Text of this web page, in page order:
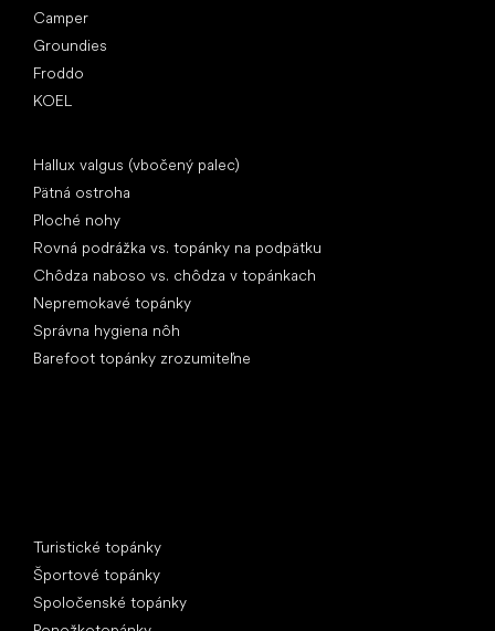
Camper
Groundies
Froddo
KOEL
Hallux valgus (vbočený palec)
Pätná ostroha
Ploché nohy
Rovná podrážka vs. topánky na podpätku
Chôdza naboso vs. chôdza v topánkach
Nepremokavé topánky
Správna hygiena nôh
Barefoot topánky zrozumiteľne
Turistické topánky
Športové topánky
Spoločenské topánky